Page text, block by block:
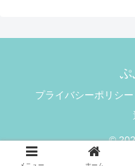
ぷ
プライバシーポリシー
©